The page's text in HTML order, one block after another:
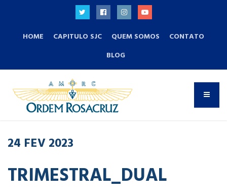
HOME CAPITULO SJC QUEM SOMOS
CONTATO
BLOG
24 FEV2023
TRIMESTRAL_DUAL